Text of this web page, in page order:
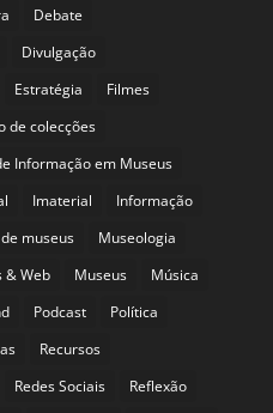
Debate
Divulgação
Estratégia
Filmes
de colecções
Informação em Museus
Imaterial
Informação
museus
Museologia
& Web Museus
Música
Podcast
Política
Recursos
Redes Sociais Reflexão